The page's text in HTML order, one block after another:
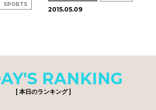
SPORTS
2015.05.09
RANKING
[ 本日のランキング ]